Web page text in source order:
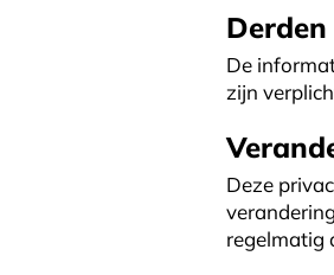
Derden
De
zijn
Deze
regelmatig